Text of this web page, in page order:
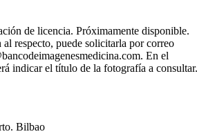
de licencia. Próximamente disponible.
respecto, puede solicitarla por correo
En el
indicar el título de la fotografía a consultar.
Bilbao